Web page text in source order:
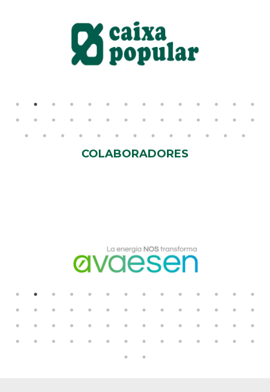
COLABORADORES